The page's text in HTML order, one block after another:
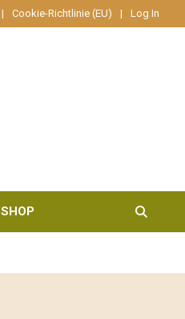
Cookie-Richtlinie (EU) Log In
SHOP